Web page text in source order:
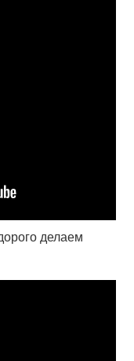
делаем